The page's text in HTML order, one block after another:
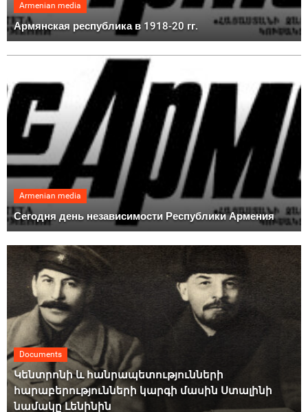
Armenian media
Армянская республика в 1918-20 гг.
Armenian media
Сегодня день независимости Республики Армения
Documents
Կենտրոնի և հանրապետությունների
հարաբերությունների կարգի մասին Ստալինի
նամակը Լենինին